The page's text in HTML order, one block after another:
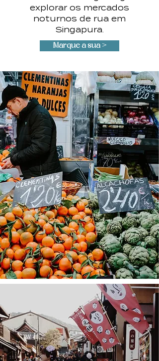
explorar os mercados
noturnos de rua em
Singapura.
Marque a sua >